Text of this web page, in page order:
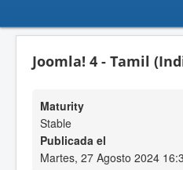
Joomla! 4 - Tamil
Maturity
Stable
Publicada el
Martes, 27 Agosto 2024